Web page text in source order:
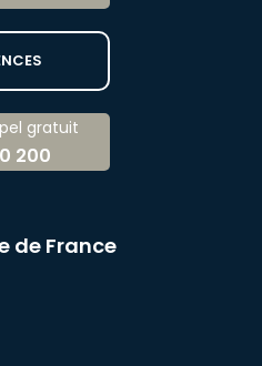
gratuit
200
de France